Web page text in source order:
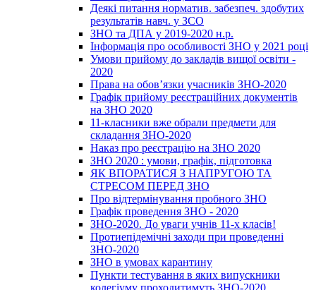
Деякі питання норматив. забезпеч. здобутих
результатів навч. у ЗСО
ЗНО та ДПА у 2019-2020 н.р.
Інформація про особливості ЗНО у 2021 році
Умови прийому до закладів вищої освіти -
2020
Права на обов’язки учасників ЗНО-2020
Графік прийому реєстраційних документів
на ЗНО 2020
11-класники вже обрали предмети для
складання ЗНО-2020
Наказ про реєстрацію на ЗНО 2020
ЗНО 2020 : умови, графік, підготовка
ЯК ВПОРАТИСЯ З НАПРУГОЮ ТА
СТРЕСОМ ПЕРЕД ЗНО
Про відтермінування пробного ЗНО
Графік проведення ЗНО - 2020
ЗНО-2020. До уваги учнів 11-х класів!
Протиепідемічні заходи при проведенні
ЗНО-2020
ЗНО в умовах карантину
Пункти тестування в яких випускники